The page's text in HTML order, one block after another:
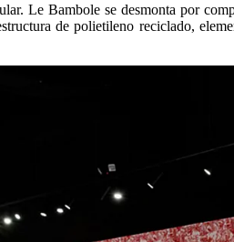
Le Bambole se desmonta por
de polietileno reciclado,